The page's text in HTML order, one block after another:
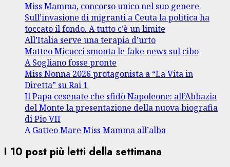
Miss Mamma, concorso unico nel suo genere
Sull’invasione di migranti a Ceuta la politica ha
toccato il fondo. A tutto c’è un limite
All’Italia serve una terapia d’urto
Matteo Micucci smonta le fake news sul cibo
A Sogliano fosse pronte
Miss Nonna 2026 protagonista a “La Vita in
Diretta” su Rai 1
Il Papa cesenate che sfidò Napoleone: all’Abbazia
del Monte la presentazione della nuova biografia
di Pio VII
A Gatteo Mare Miss Mamma all’alba
I 10 post più letti della settimana